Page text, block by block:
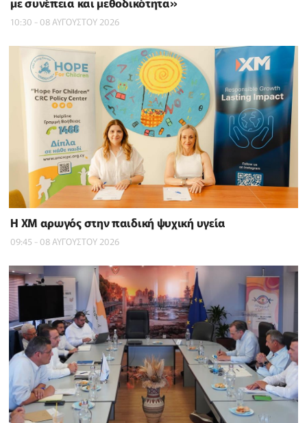
10:30 - 08 ΑΥΓΟΥΣΤΟΥ 2026
Η XM αρωγός στην παιδική ψυχική υγεία
09:45 - 08 ΑΥΓΟΥΣΤΟΥ 2026